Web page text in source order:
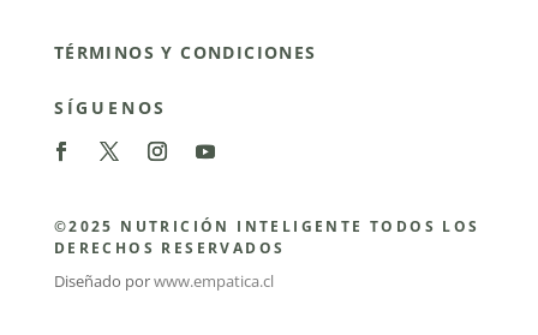
TÉRMINOS Y CONDICIONES
SÍGUENOS
©2025 NUTRICIÓN INTELIGENTE TODOS LOS
DERECHOS RESERVADOS
Diseñado porwww.empatica.cl